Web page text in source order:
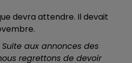
devra attendre. Il devait
aux annonces des
regrettons de devoir